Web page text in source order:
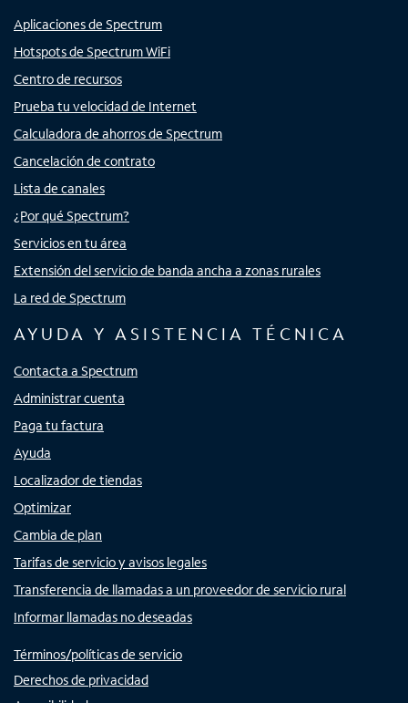
Aplicaciones de Spectrum
Hotspots de Spectrum WiFi
Centro de recursos
Prueba tu velocidad de Internet
Calculadora de ahorros de Spectrum
Cancelación de contrato
Lista de canales
¿Por qué Spectrum?
Servicios en tu área
Extensión del servicio de banda ancha a zonas rurales
La red de Spectrum
AYUDA Y ASISTENCIA TÉCNICA
Contacta a Spectrum
Administrar cuenta
Paga tu factura
Ayuda
Localizador de tiendas
Optimizar
Cambia de plan
Tarifas de servicio y avisos legales
Transferencia de llamadas a un proveedor de servicio rural
Informar llamadas no deseadas
Términos/políticas de servicio
Derechos de privacidad